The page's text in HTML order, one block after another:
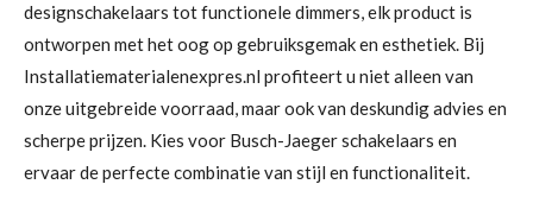
designschakelaars tot functionele dimmers, elk product is
ontworpen met het oog op gebruiksgemak en esthetiek. Bij
Installatiematerialenexpres.nl profiteert u niet alleen van
onze uitgebreide voorraad, maar ook van deskundig advies en
scherpe prijzen. Kies voor Busch-Jaeger schakelaars en
ervaar de perfecte combinatie van stijl en functionaliteit.